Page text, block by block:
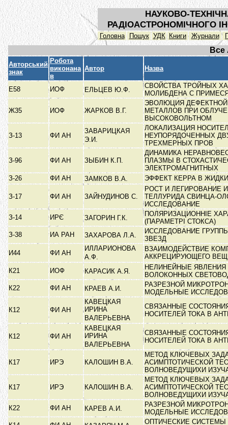
НАУКОВО-
РАДІОАСТРОНОМІЧНОГО
Головна Пошук УДК Книги Журнали
Все
Авторський
знак
Робота
виконана
в
Автор Назва
Е58 ИОФ ЕЛЬЦЕВ Ю.Ф.
СВОЙСТВА ТРОЙНЫХ
МОЛИБДЕНА С
Ж35 ИОФ ЖАРКОВ В.Г.
ЭВОЛЮЦИЯ ДЕФЕКТНОЙ
МЕТАЛЛОВ ПРИ
ВЫСОКОВОЛЬТНОМ
З-13 ФИ АН
ЗАВАРИЦКАЯ
Э.И.
ЛОКАЛИЗАЦИЯ
НЕУПОРЯДОЧЕННЫХ
ТРЕХМЕРНЫХ ПРОВ
З-96 ФИ АН ЗЫБИН К.П.
ДИНАМИКА
ПЛАЗМЫ В
ЭЛЕКТРОМАГНИТНЫХ
З-26
ФИ АН ЗАМКОВ В.А. ЭФФЕКТ КЕРРА В
З-17 ФИ АН ЗАЙНУДИНОВ С.
РОСТ И ЛЕГИРОВАНИЕ
ТЕЛЛУРИДА СВИНЦА-
ИССЛЕДОВАНИЕ
З-14
ИРЄ ЗАГОРИН Г.К.
ПОЛЯРИЗАЦИОННІЕ
(ПАРАМЕТРІ СТОКСА)
З-38
ИА РАН ЗАХАРОВА Л.А.
ИССЛЕДОВАНИЕ
ЗВЕЗД
И44
ФИ АН
ИЛЛАРИОНОВА
А.Ф.
ВЗАИМОДЕЙСТВИЕ
АККРЕЦИРУЮЩЕГО
К21
ИОФ КАРАСИК А.Я.
НЕЛИНЕЙНЫЕ
ВОЛОКОННЫХ
К22
ФИ АН КРАЕВ А.И.
РАЗРЕЗНОЙ
МОДЕЛЬНЫЕ
К12 ФИ АН
КАВЕЦКАЯ
ИРИНА
ВАЛЕРЬЕВНА
СВЯЗАННЫЕ
НОСИТЕЛЕЙ ТОКА В
К12 ФИ АН
КАВЕЦКАЯ
ИРИНА
ВАЛЕРЬЕВНА
СВЯЗАННЫЕ
НОСИТЕЛЕЙ ТОКА В
К17 ИРЭ КАЛОШИН В.А.
МЕТОД КЛЮЧЕВЫХ
АСИМПТОТИЧЕСКОЙ
ВОЛНОВЕДУЩИХИ
К17 ИРЭ КАЛОШИН В.А.
МЕТОД КЛЮЧЕВЫХ
АСИМПТОТИЧЕСКОЙ
ВОЛНОВЕДУЩИХИ
К22
ФИ АН КАРЕВ А.И.
РАЗРЕЗНОЙ
МОДЕЛЬНЫЕ
ОПТИЧЕСКИЕ СИСТЕМЫ